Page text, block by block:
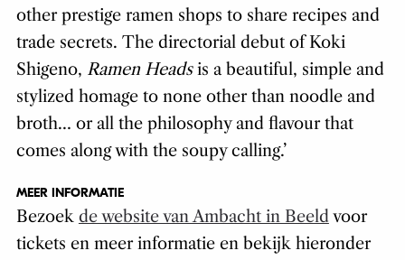
other prestige ramen shops to share recipes and
trade secrets. The directorial debut of Koki
Shigeno, Ramen Headsis a beautiful, simple and
stylized homage to none other than noodle and
broth… or all the philosophy and flavour that
comes along with the soupy calling.’
MEER INFORMATIE
Bezoek de website van Ambacht in Beeld voor
tickets en meer informatie en bekijk hieronder